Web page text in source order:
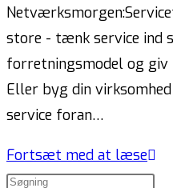
store - tænk service ind
forretningsmodel og
Eller byg din
service foran…
Fortsæt med at læse